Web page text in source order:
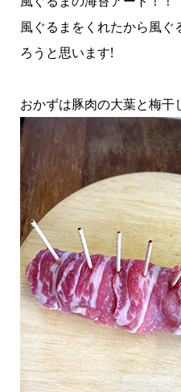
風ぐるまをくれたから風
ろうと思います!
おかずは豚肉の大葉と梅干